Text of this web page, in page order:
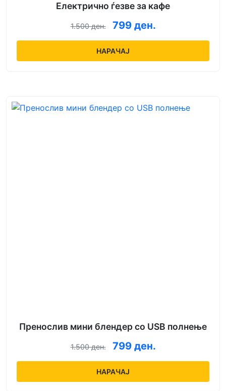
Електрично ѓезве за кафе
1.500 ден. 799 ден.
НАРАЧАЈ
Пренослив мини блендер со USB полнење
1.500 ден. 799 ден.
НАРАЧАЈ